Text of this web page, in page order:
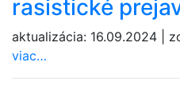
rasistické
aktualizácia: 16.09.2024
viac…